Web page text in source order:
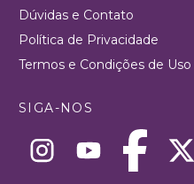
Dúvidas e Contato
Política de Privacidade
Termos e Condições de Uso
SIGA-NOS